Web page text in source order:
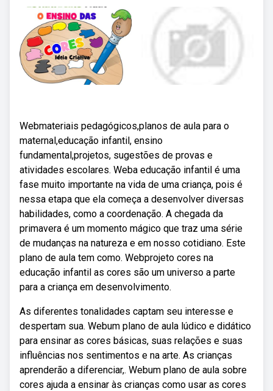
Webmateriais pedagógicos,planos de aula para o
maternal,educação infantil, ensino
fundamental,projetos, sugestões de provas e
atividades escolares. Weba educação infantil é uma
fase muito importante na vida de uma criança, pois é
nessa etapa que ela começa a desenvolver diversas
habilidades, como a coordenação. A chegada da
primavera é um momento mágico que traz uma série
de mudanças na natureza e em nosso cotidiano. Este
plano de aula tem como. Webprojeto cores na
educação infantil as cores são um universo a parte
para a criança em desenvolvimento.
As diferentes tonalidades captam seu interesse e
despertam sua. Webum plano de aula lúdico e didático
para ensinar as cores básicas, suas relações e suas
influências nos sentimentos e na arte. As crianças
aprenderão a diferenciar,. Webum plano de aula sobre
cores ajuda a ensinar às crianças como usar as cores